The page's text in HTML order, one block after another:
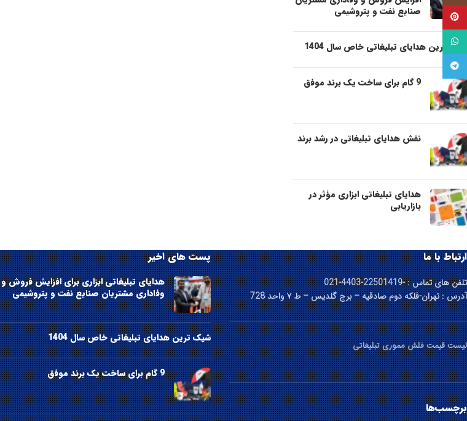
صنایع نفت و پتروشیمی
شیک ترین هدایای تبلیغاتی خاص سال 1404
9 گام برای ساخت یک برند موفق
نقش هدایای تبلیغاتی در رشد برند
هدایای تبلیغاتی ابزاری مؤثر در
بازاریابی
ارتباط با ما
تلفن های تماس : -22501419-4403-021
آدرس : تهران-فلکه دوم صادقیه – برج گلدیس – ط ۷ واحد 728
لیست قیمت فلش مموری تبلیغاتی
برچسب‌ها
پست های اخیر
هدایای تبلیغاتی ابزاری برای افزایش فروش و
وفاداری مشتریان صنایع نفت و پتروشیمی
شیک ترین هدایای تبلیغاتی خاص سال 1404
9 گام برای ساخت یک برند موفق
پینترست
واتساپ
تلگرام